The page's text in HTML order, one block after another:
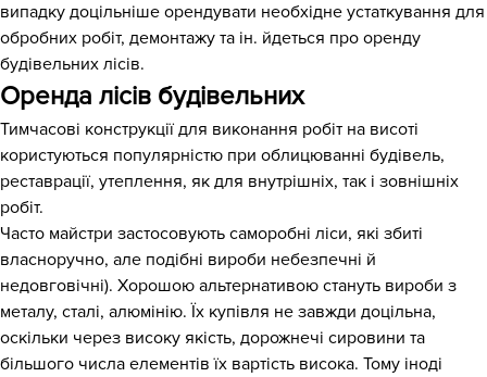
випадку доцільніше орендувати необхідне устаткування для
обробних робіт, демонтажу та ін. йдеться про оренду
будівельних лісів.
Оренда лісів будівельних
Тимчасові конструкції для виконання робіт на висоті
користуються популярністю при облицюванні будівель,
реставрації, утеплення, як для внутрішніх, так і зовнішніх
робіт.
Часто майстри застосовують саморобні ліси, які збиті
власноручно, але подібні вироби небезпечні й
недовговічні). Хорошою альтернативою стануть вироби з
металу, сталі, алюмінію. Їх купівля не завжди доцільна,
оскільки через високу якість, дорожнечі сировини та
більшого числа елементів їх вартість висока. Тому іноді